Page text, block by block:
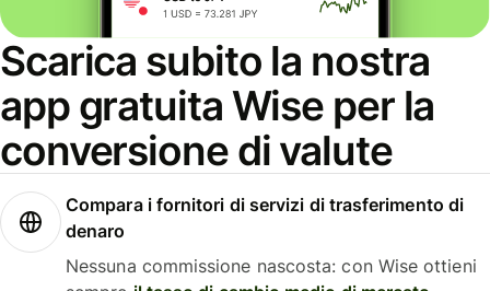
Scarica subito la nostra
app gratuita Wise per la
conversione di valute
Compara i fornitori di servizi di trasferimento di
denaro
Nessuna commissione nascosta: con Wise ottieni